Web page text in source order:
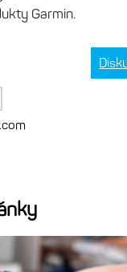
přehled o trase.
během
tam i zpět v
původně
přepočítají s
Garmin.